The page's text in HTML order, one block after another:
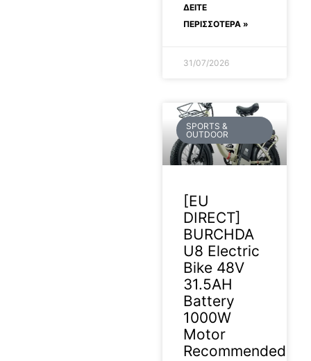
ΔΕΊΤΕ
ΠΕΡΙΣΣΟΤΕΡΑ »
31/07/2026
SPORTS &
OUTDOOR
[EU
DIRECT]
BURCHDA
U8 Electric
Bike 48V
31.5AH
Battery
1000W
Motor
Recommended